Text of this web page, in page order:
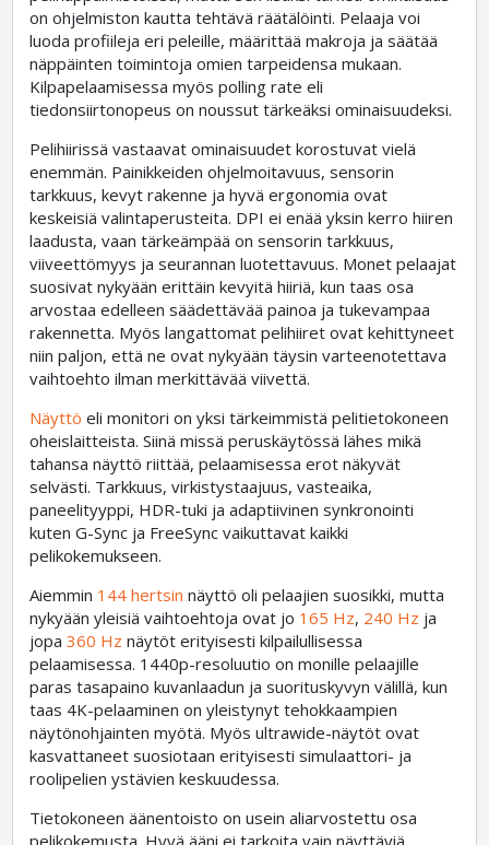
on ohjelmiston kautta tehtävä räätälöinti. Pelaaja voi
luoda profiileja eri peleille, määrittää makroja ja säätää
näppäinten toimintoja omien tarpeidensa mukaan.
Kilpapelaamisessa myös polling rate eli
tiedonsiirtonopeus on noussut tärkeäksi ominaisuudeksi.
Pelihiirissä vastaavat ominaisuudet korostuvat vielä
enemmän. Painikkeiden ohjelmoitavuus, sensorin
tarkkuus, kevyt rakenne ja hyvä ergonomia ovat
keskeisiä valintaperusteita. DPI ei enää yksin kerro hiiren
laadusta, vaan tärkeämpää on sensorin tarkkuus,
viiveettömyys ja seurannan luotettavuus. Monet pelaajat
suosivat nykyään erittäin kevyitä hiiriä, kun taas osa
arvostaa edelleen säädettävää painoa ja tukevampaa
rakennetta. Myös langattomat pelihiiret ovat kehittyneet
niin paljon, että ne ovat nykyään täysin varteenotettava
vaihtoehto ilman merkittävää viivettä.
Näyttö eli monitori on yksi tärkeimmistä pelitietokoneen
oheislaitteista. Siinä missä peruskäytössä lähes mikä
tahansa näyttö riittää, pelaamisessa erot näkyvät
selvästi. Tarkkuus, virkistystaajuus, vasteaika,
paneelityyppi, HDR-tuki ja adaptiivinen synkronointi
kuten G-Sync ja FreeSync vaikuttavat kaikki
pelikokemukseen.
Aiemmin 144 hertsin näyttö oli pelaajien suosikki, mutta
nykyään yleisiä vaihtoehtoja ovat jo 165 Hz, 240 Hz ja
jopa360 Hz näytöt erityisesti kilpailullisessa
pelaamisessa. 1440p-resoluutio on monille pelaajille
paras tasapaino kuvanlaadun ja suorituskyvyn välillä, kun
taas 4K-pelaaminen on yleistynyt tehokkaampien
näytönohjainten myötä. Myös ultrawide-näytöt ovat
kasvattaneet suosiotaan erityisesti simulaattori- ja
roolipelien ystävien keskuudessa.
Tietokoneen äänentoisto on usein aliarvostettu osa